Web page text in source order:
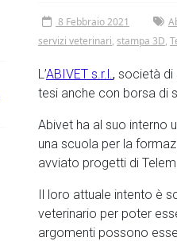
8 Febbraio 2021
servizi veterinari, stampa 3D,
L’ABIVET s.r.l., società di
tesi anche con borsa di
Abivet ha al suo interno
una scuola per la
avviato progetti di
Il loro attuale intento è
veterinario per poter
argomenti possono